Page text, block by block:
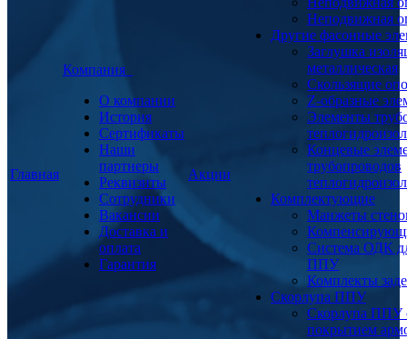
Главная
Компания
О компании
История
Сертификаты
Наши
партнеры
Реквизиты
Сотрудники
Вакансии
Доставка и
оплата
Гарантия
Акции
Неподвижная
Другие фасонные
Заглушка
металлическая
Скользящие
Z-образные
Элементы
Концевые
трубопроводов
Комплектующие
Манжеты
Система ОДК
ППУ
Комплекты
Скорлупа ППУ
Скорлупа ППУ
покрытием